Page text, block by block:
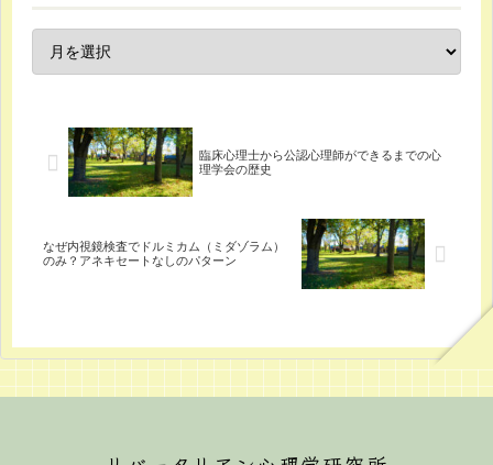
臨床心理士から公認心理師ができるまでの心
理学会の歴史
なぜ内視鏡検査でドルミカム（ミダゾラム）
のみ？アネキセートなしのパターン